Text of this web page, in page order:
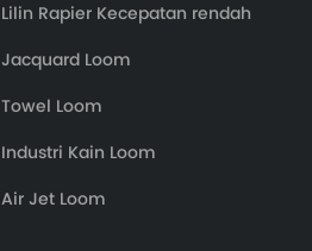
Lilin Rapier Kecepatan rendah
Jacquard Loom
Towel Loom
Industri Kain Loom
Air Jet Loom